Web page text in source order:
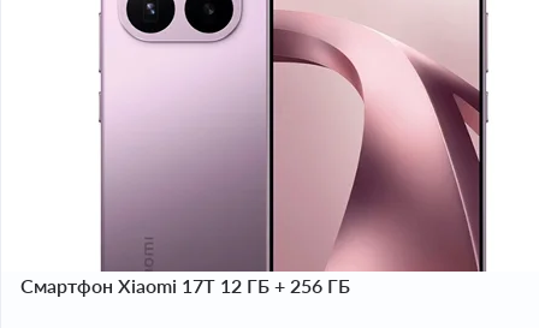
Смартфон Xiaomi 17T 12 ГБ + 256 ГБ